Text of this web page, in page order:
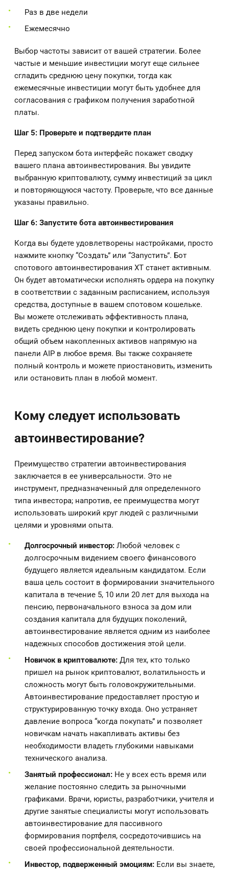
Раз в две недели
Ежемесячно
Выбор частоты зависит от вашей стратегии. Более
частые и меньшие инвестиции могут еще сильнее
сгладить среднюю цену покупки, тогда как
ежемесячные инвестиции могут быть удобнее для
согласования с графиком получения заработной
платы.
Шаг 5: Проверьте и подтвердите план
Перед запуском бота интерфейс покажет сводку
вашего плана автоинвестирования. Вы увидите
выбранную криптовалюту, сумму инвестиций за цикл
и повторяющуюся частоту. Проверьте, что все данные
указаны правильно.
Шаг 6: Запустите бота автоинвестирования
Когда вы будете удовлетворены настройками, просто
нажмите кнопку “Создать” или “Запустить”. Бот
спотового автоинвестирования XT станет активным.
Он будет автоматически исполнять ордера на покупку
в соответствии с заданным расписанием, используя
средства, доступные в вашем спотовом кошельке.
Вы можете отслеживать эффективность плана,
видеть среднюю цену покупки и контролировать
общий объем накопленных активов напрямую на
панели AIP в любое время. Вы также сохраняете
полный контроль и можете приостановить, изменить
или остановить план в любой момент.
Кому следует использовать
автоинвестирование?
Преимущество стратегии автоинвестирования
заключается в ее универсальности. Это не
инструмент, предназначенный для определенного
типа инвестора; напротив, ее преимущества могут
использовать широкий круг людей с различными
целями и уровнями опыта.
Долгосрочный инвестор: Любой человек с
долгосрочным видением своего финансового
будущего является идеальным кандидатом. Если
ваша цель состоит в формировании значительного
капитала в течение 5, 10 или 20 лет для выхода на
пенсию, первоначального взноса за дом или
создания капитала для будущих поколений,
автоинвестирование является одним из наиболее
надежных способов достижения этой цели.
Новичок в криптовалюте: Для тех, кто только
пришел на рынок криптовалют, волатильность и
сложность могут быть головокружительными.
Автоинвестирование предоставляет простую и
структурированную точку входа. Оно устраняет
давление вопроса “когда покупать” и позволяет
новичкам начать накапливать активы без
необходимости владеть глубокими навыками
технического анализа.
Занятый профессионал: Не у всех есть время или
желание постоянно следить за рыночными
графиками. Врачи, юристы, разработчики, учителя и
другие занятые специалисты могут использовать
автоинвестирование для пассивного
формирования портфеля, сосредоточившись на
своей профессиональной деятельности.
Инвестор, подверженный эмоциям: Если вы знаете,